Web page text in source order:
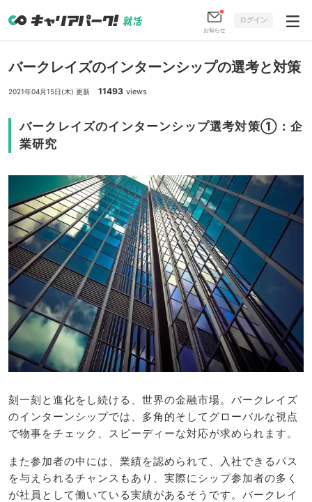
お知らせ
ログイン
バークレイズのインターンシップの選考と対策
2021年04月15日(木) 更新 11493 views
バークレイズのインターンシップ選考対策①：企
業研究
刻一刻と進化をし続ける、世界の金融市場。バークレイズ
のインターンシップでは、多角的そしてグローバルな視点
で物事をチェック、スピーディーな対応が求められます。
また参加者の中には、業績を認められて、入社できるパス
を与えられるチャンスもあり、実際にシップ参加者の多く
が社員として働いている実績があるそうです。バークレイ